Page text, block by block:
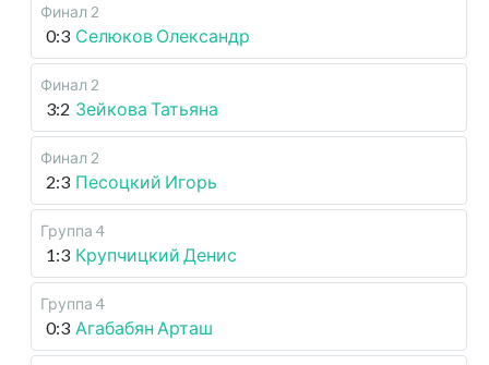
Финал 2
0:3 Селюков Олександр
Финал 2
3:2 Зейкова Татьяна
Финал 2
2:3 Песоцкий Игорь
Группа 4
1:3 Крупчицкий Денис
Группа 4
0:3 Агабабян Арташ